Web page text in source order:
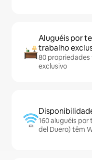
Aluguéis por
trabalho
80
exclusivo
160 aluguéis
del Duero) têm